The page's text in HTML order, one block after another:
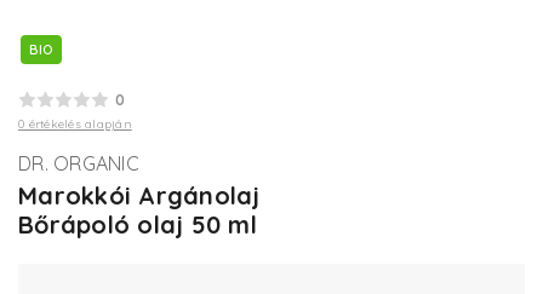
BIO
0
0 értékelés alapján
DR. ORGANIC
Marokkói Argánolaj
Bőrápoló olaj 50 ml